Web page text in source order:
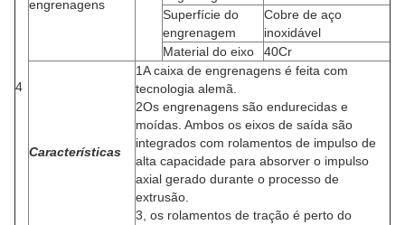
4
engrenagens
Superfície do
engrenagem
Cobre de aço
inoxidável
Material do eixo
40Cr
Características
1A caixa de engrenagens é feita com
tecnologia alemã.
2Os engrenagens são endurecidas e
moídas. Ambos os eixos de saída são
integrados com rolamentos de impulso de
alta capacidade para absorver o impulso
axial gerado durante o processo de
extrusão.
3, os rolamentos de tração é perto do